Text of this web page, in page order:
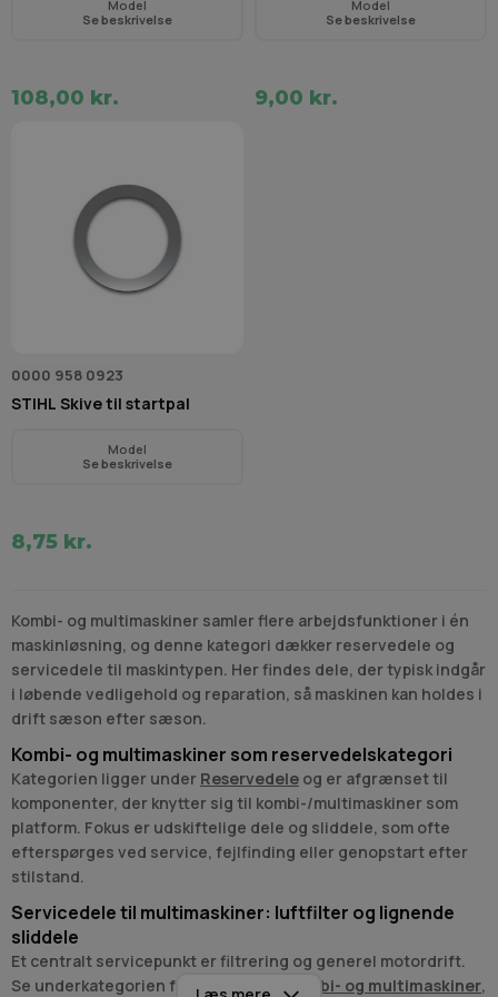
Model
Se beskrivelse
108,00 kr.
Model
Se beskrivelse
9,00 kr.
0000 958 0923
STIHL Skive til startpal
Model
Se beskrivelse
8,75 kr.
Kombi- og multimaskiner samler flere arbejdsfunktioner i én
maskinløsning, og denne kategori dækker reservedele og
servicedele til maskintypen. Her findes dele, der typisk indgår
i løbende vedligehold og reparation, så maskinen kan holdes i
drift sæson efter sæson.
Kombi- og multimaskiner som reservedelskategori
Kategorien ligger under Reservedele og er afgrænset til
komponenter, der knytter sig til kombi-/multimaskiner som
platform. Fokus er udskiftelige dele og sliddele, som ofte
efterspørges ved service, fejlfinding eller genopstart efter
stilstand.
Servicedele til multimaskiner: luftfilter og lignende
sliddele
Et centralt servicepunkt er filtrering og generel motordrift.
Se underkategorien for luftfilter til kombi- og multimaskiner,